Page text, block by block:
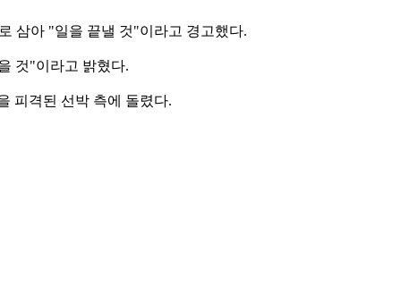
삼아 "일을 끝낼 것"이라고 경고했다.
것"이라고 밝혔다.
피격된 선박 측에 돌렸다.